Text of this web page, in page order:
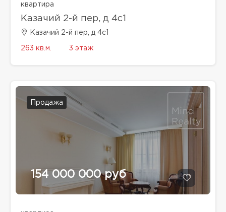
квартира
Казачий 2-й пер, д 4с1
Казачий 2-й пер, д 4с1
263 кв.м. 3 этаж
Продажа
154 000 000 руб